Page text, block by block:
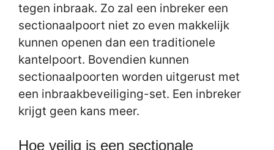
tegen inbraak. Zo zal een inbreker een
sectionaalpoort niet zo even makkelijk
kunnen openen dan een traditionele
kantelpoort. Bovendien kunnen
sectionaalpoorten worden uitgerust met
een inbraakbeveiliging-set. Een inbreker
krijgt geen kans meer.
Hoe veilig is een sectionale